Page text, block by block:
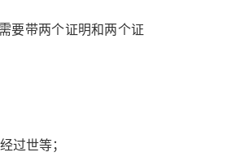
要带两个证明和两个证
过世等；